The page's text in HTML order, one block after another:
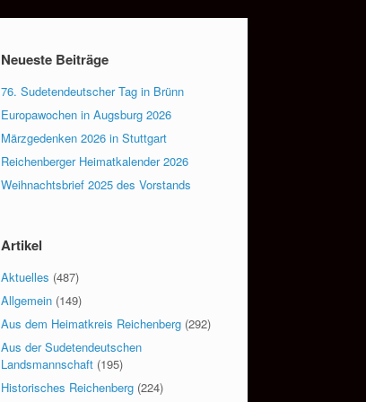
Neueste Beiträge
76. Sudetendeutscher Tag in Brünn
Europawochen in Augsburg 2026
Märzgedenken 2026 in Stuttgart
Reichenberger Heimatkalender 2026
Weihnachtsbrief 2025 des Vorstands
Artikel
Aktuelles (487)
Allgemein (149)
Aus dem Heimatkreis Reichenberg (292)
Aus der Sudetendeutschen
Landsmannschaft (195)
Historisches Reichenberg (224)